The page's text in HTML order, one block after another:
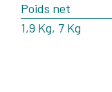
Poids net
1,9 Kg, 7 Kg